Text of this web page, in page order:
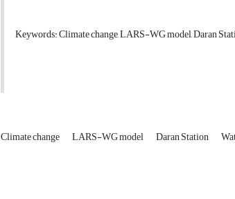
Keywords: Climate change, LARS-WG model, Daran
Climate change LARS-WG model Daran Station